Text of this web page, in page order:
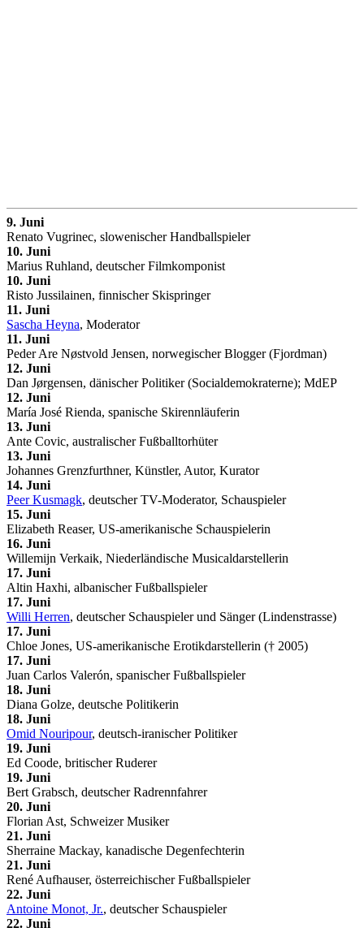
9. Juni
Renato Vugrinec, slowenischer Handballspieler
10. Juni
Marius Ruhland, deutscher Filmkomponist
10. Juni
Risto Jussilainen, finnischer Skispringer
11. Juni
Sascha Heyna, Moderator
11. Juni
Peder Are Nøstvold Jensen, norwegischer Blogger (Fjordman)
12. Juni
Dan Jørgensen, dänischer Politiker (Socialdemokraterne); MdEP
12. Juni
María José Rienda, spanische Skirennläuferin
13. Juni
Ante Covic, australischer Fußballtorhüter
13. Juni
Johannes Grenzfurthner, Künstler, Autor, Kurator
14. Juni
Peer Kusmagk, deutscher TV-Moderator, Schauspieler
15. Juni
Elizabeth Reaser, US-amerikanische Schauspielerin
16. Juni
Willemijn Verkaik, Niederländische Musicaldarstellerin
17. Juni
Altin Haxhi, albanischer Fußballspieler
17. Juni
Willi Herren, deutscher Schauspieler und Sänger (Lindenstrasse)
17. Juni
Chloe Jones, US-amerikanische Erotikdarstellerin († 2005)
17. Juni
Juan Carlos Valerón, spanischer Fußballspieler
18. Juni
Diana Golze, deutsche Politikerin
18. Juni
Omid Nouripour, deutsch-iranischer Politiker
19. Juni
Ed Coode, britischer Ruderer
19. Juni
Bert Grabsch, deutscher Radrennfahrer
20. Juni
Florian Ast, Schweizer Musiker
21. Juni
Sherraine Mackay, kanadische Degenfechterin
21. Juni
René Aufhauser, österreichischer Fußballspieler
22. Juni
Antoine Monot, Jr., deutscher Schauspieler
22. Juni